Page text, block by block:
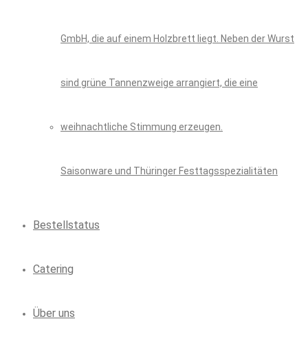
Saisonware und Thüringer Festtagsspezialitäten
Bestellstatus
Catering
Über uns